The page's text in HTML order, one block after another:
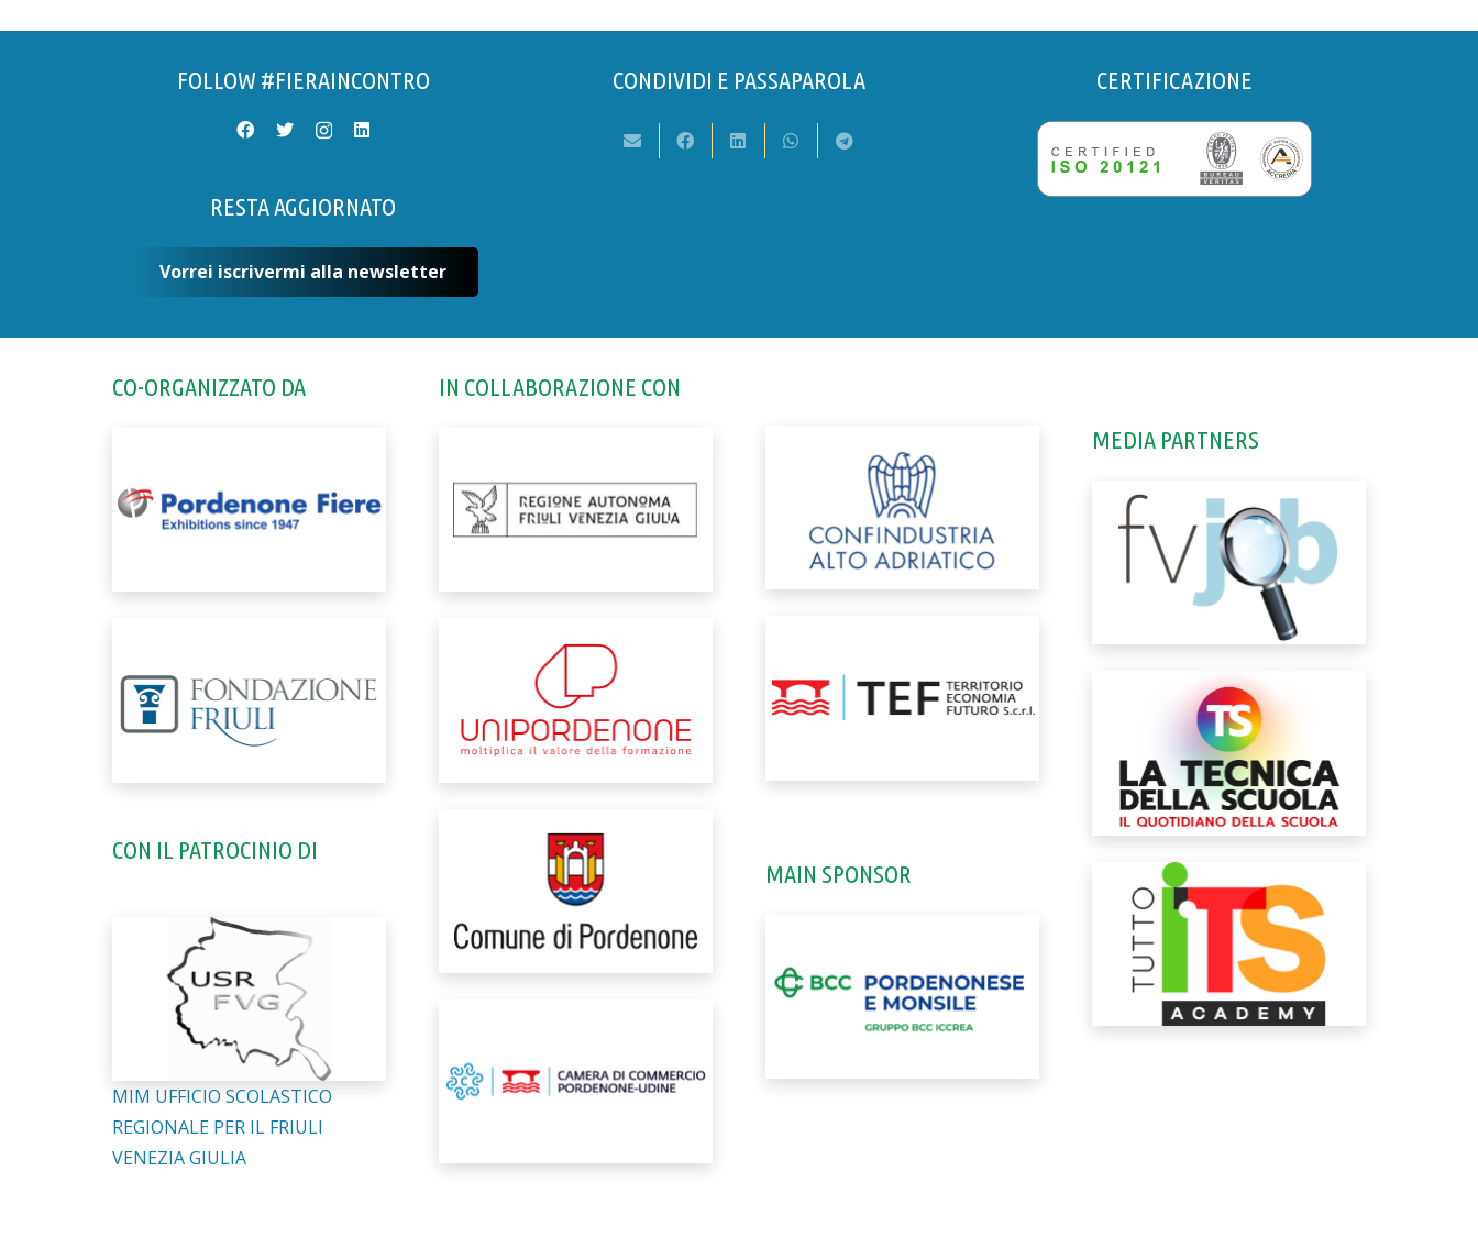
FOLLOW #FIERAINCONTRO
RESTA AGGIORNATO
Vorrei iscrivermi alla newsletter
CONDIVIDI E PASSAPAROLA CERTIFICAZIONE
CO-ORGANIZZATO DA
CON IL PATROCINIO DI
MIM UFFICIO SCOLASTICO
REGIONALE PER IL FRIULI
VENEZIA GIULIA
IN COLLABORAZIONE CON
MAIN SPONSOR
MEDIA PARTNERS